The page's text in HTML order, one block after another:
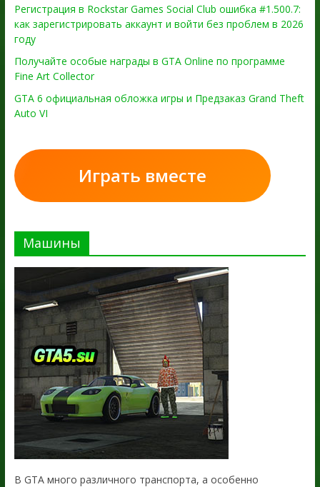
Регистрация в Rockstar Games Social Club ошибка #1.500.7:
как зарегистрировать аккаунт и войти без проблем в 2026
году
Получайте особые награды в GTA Online по программе
Fine Art Collector
GTA 6 официальная обложка игры и Предзаказ Grand Theft
Auto VI
Играть вместе
Машины
В GTA много различного транспорта, а особенно